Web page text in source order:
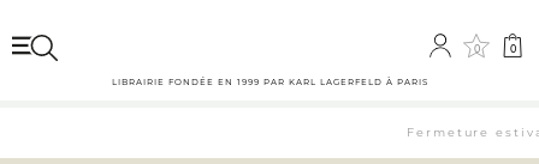
0 0
LIBRAIRIE FONDÉE EN 1999 PAR KARL LAGERFELD À PARIS
Fermeture